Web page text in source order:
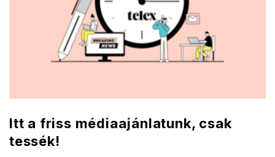
l
e
Itt a friss médiaajánlatunk, csak
tessék!